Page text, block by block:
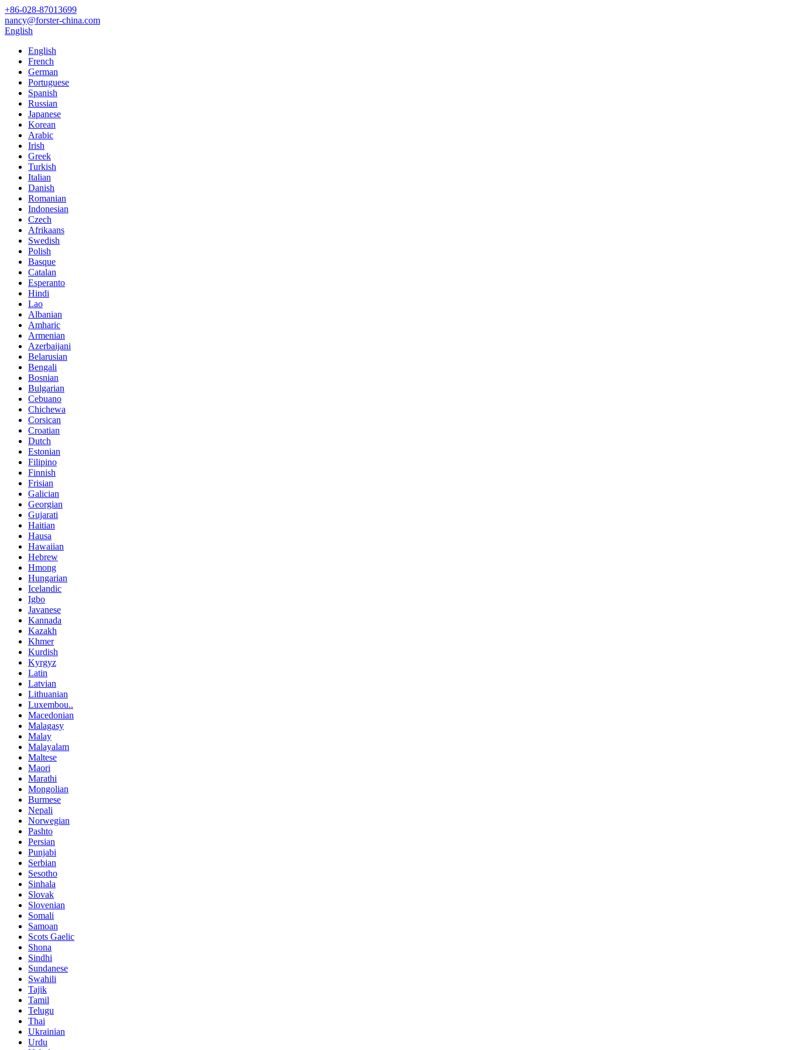
+86-028-87013699
nancy@forster-china.com
English
English
French
German
Portuguese
Spanish
Russian
Japanese
Korean
Arabic
Irish
Greek
Turkish
Italian
Danish
Romanian
Indonesian
Czech
Afrikaans
Swedish
Polish
Basque
Catalan
Esperanto
Hindi
Lao
Albanian
Amharic
Armenian
Azerbaijani
Belarusian
Bengali
Bosnian
Bulgarian
Cebuano
Chichewa
Corsican
Croatian
Dutch
Estonian
Filipino
Finnish
Frisian
Galician
Georgian
Gujarati
Haitian
Hausa
Hawaiian
Hebrew
Hmong
Hungarian
Icelandic
Igbo
Javanese
Kannada
Kazakh
Khmer
Kurdish
Kyrgyz
Latin
Latvian
Lithuanian
Luxembou..
Macedonian
Malagasy
Malay
Malayalam
Maltese
Maori
Marathi
Mongolian
Burmese
Nepali
Norwegian
Pashto
Persian
Punjabi
Serbian
Sesotho
Sinhala
Slovak
Slovenian
Somali
Samoan
Scots Gaelic
Shona
Sindhi
Sundanese
Swahili
Tajik
Tamil
Telugu
Thai
Ukrainian
Urdu